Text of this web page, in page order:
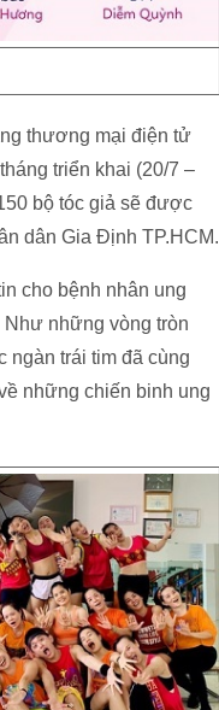
thương mại điện tử
triển khai (20/7 –
bộ tóc giả sẽ được
dân Gia Định TP.HCM.
cho bệnh nhân ung
Như những vòng tròn
ngàn trái tim đã cùng
những chiến binh ung